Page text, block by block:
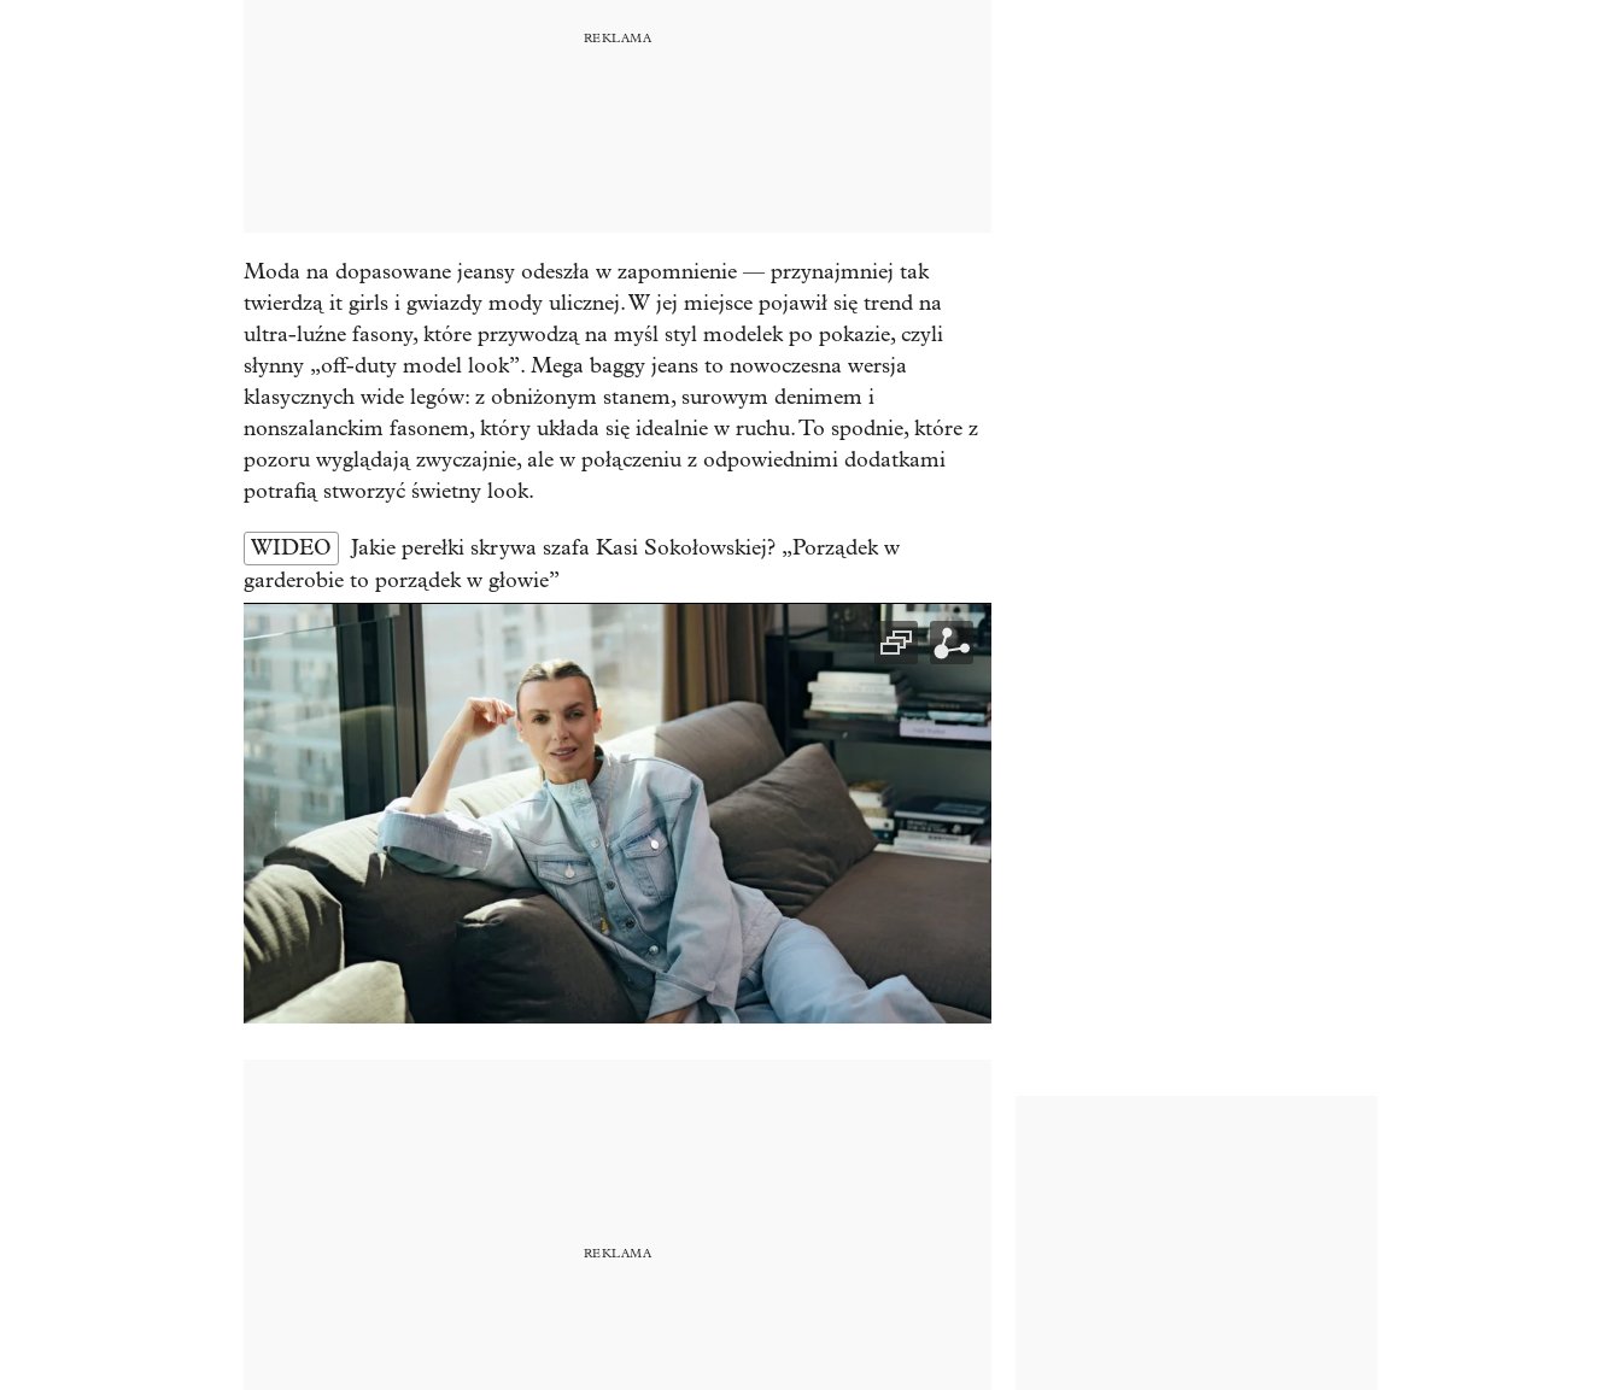
Moda na dopasowane jeansy odeszła w zapomnienie — przynajmniej tak
twierdzą it girls i gwiazdy mody ulicznej. W jej miejsce pojawił się trend na
ultra-luźne fasony, które przywodzą na myśl styl modelek po pokazie, czyli
słynny „off-duty model look”. Mega baggy jeans to nowoczesna wersja
klasycznych wide legów: z obniżonym stanem, surowym denimem i
nonszalanckim fasonem, który układa się idealnie w ruchu. To spodnie, które z
pozoru wyglądają zwyczajnie, ale w połączeniu z odpowiednimi dodatkami
potrafią stworzyć świetny look.
WIDEO
Jakie perełki skrywa szafa Kasi Sokołowskiej? „Porządek w
garderobie to porządek w głowie”